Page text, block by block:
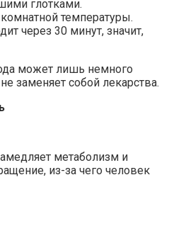
глотками.
температуры.
через 30 минут, значит,
может лишь немного
заменяет собой лекарства.
метаболизм и
из-за чего человек